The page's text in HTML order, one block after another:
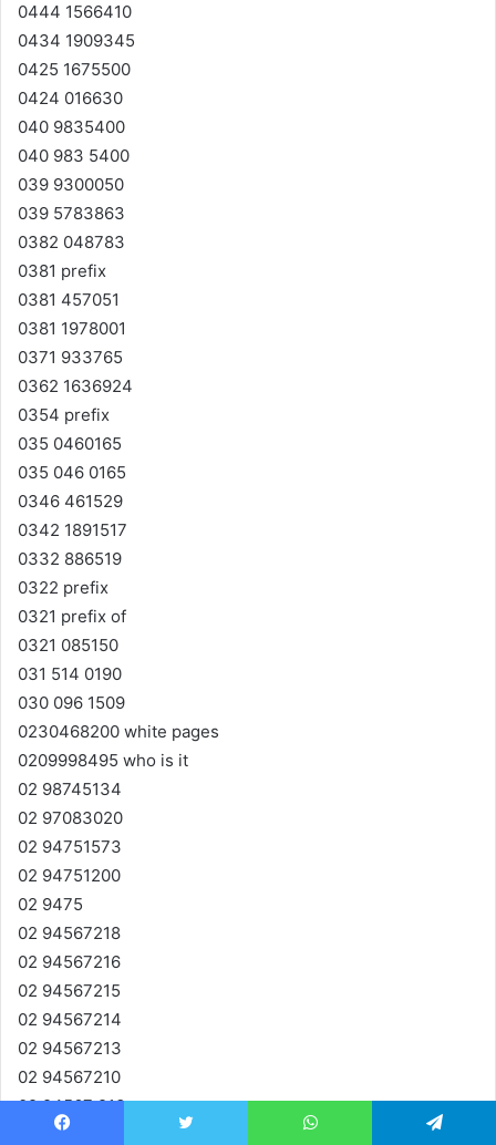
0444 1566410
0434 1909345
0425 1675500
0424 016630
040 9835400
040 983 5400
039 9300050
039 5783863
0382 048783
0381 prefix
0381 457051
0381 1978001
0371 933765
0362 1636924
0354 prefix
035 0460165
035 046 0165
0346 461529
0342 1891517
0332 886519
0322 prefix
0321 prefix of
0321 085150
031 514 0190
030 096 1509
0230468200 white pages
0209998495 who is it
02 98745134
02 97083020
02 94751573
02 94751200
02 9475
02 94567218
02 94567216
02 94567215
02 94567214
02 94567213
02 94567210
02 94567 213
02 9456 7214